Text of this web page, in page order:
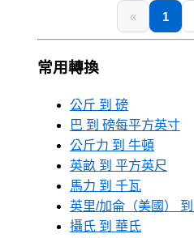
« 1
常用轉換
公斤 到 磅
巴 到 磅每平方英寸
公斤力 到 牛頓
英畝 到 平方英尺
馬力 到 千瓦
英里/加侖（美國）
攝氏 到 華氏